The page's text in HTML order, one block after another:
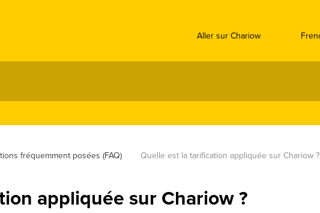
Aller sur Chariow
fréquemment posées (FAQ) Quelle est la tarification appliquée sur Chariow ?
appliquée sur Chariow ?